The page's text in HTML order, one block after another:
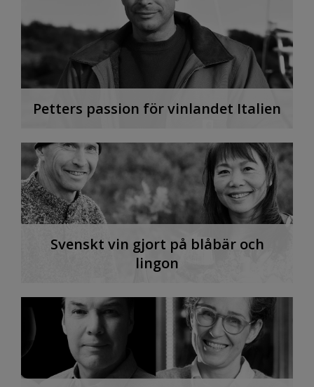
Petters passion för vinlandet Italien
Svenskt vin gjort på blåbär och
lingon